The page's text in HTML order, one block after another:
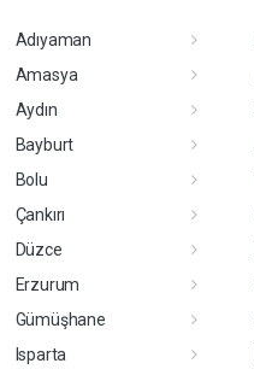
Adıyaman
Amasya
Aydın
Bayburt
Bolu
Çankırı
Düzce
Erzurum
Gümüşhane
Isparta